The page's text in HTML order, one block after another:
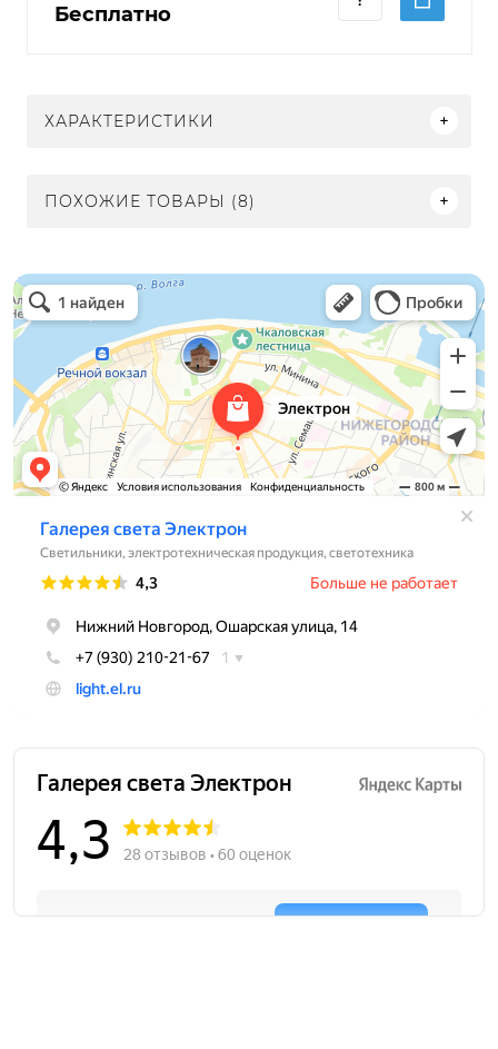
Бесплатно
ХАРАКТЕРИСТИКИ
ПОХОЖИЕ ТОВАРЫ (8)
Электрон
Светильники в Нижнем Новгороде
Электротехническая продукция в Нижнем Новгороде